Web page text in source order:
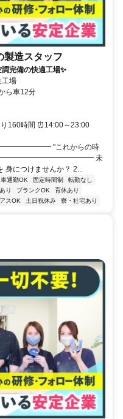
製造スタッフ
完備の快適工場✨
場
ら車12分
160時間 ⏰14:00～23:00
"これからの時
未
身につけませんか？ 2...
車通勤OK 固定時間制
転勤なし
り ブランクOK
育休あり
スOK 土日祝休み 寮・社宅あり